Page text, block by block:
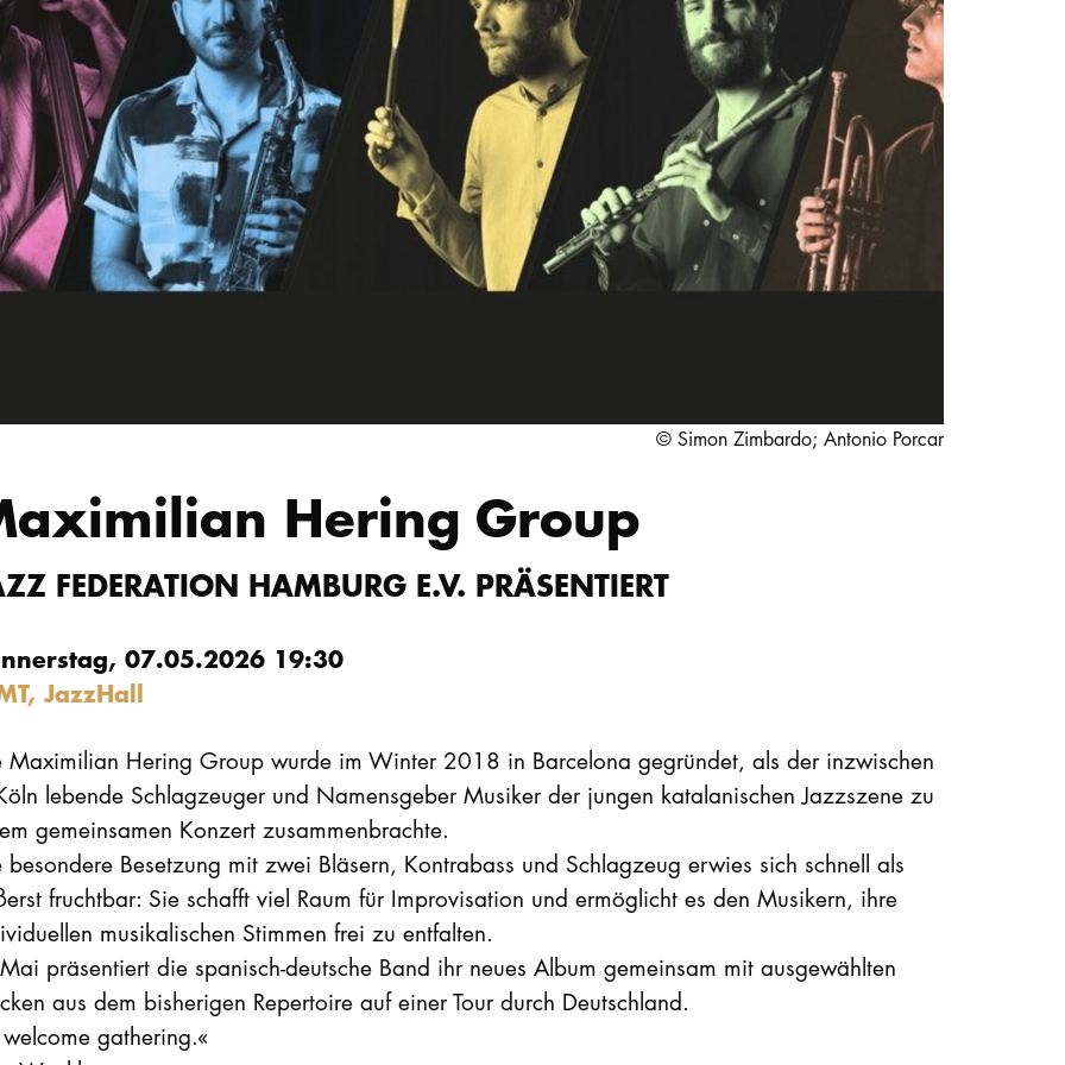
© Simon Zimbardo; Antonio Porcar
Hering Group
FEDERATION HAMBURG E.V. PRÄSENTIERT
07.05.2026 19:30
JazzHall
Maximilian Hering Group wurde im Winter 2018 in Barcelona gegründet, als der inzwischen
lebende Schlagzeuger und Namensgeber Musiker der jungen katalanischen Jazzszene zu
gemeinsamen Konzert zusammenbrachte.
besondere Besetzung mit zwei Bläsern, Kontrabass und Schlagzeug erwies sich schnell als
fruchtbar: Sie schafft viel Raum für Improvisation und ermöglicht es den Musikern, ihre
musikalischen Stimmen frei zu entfalten.
präsentiert die spanisch-deutsche Band ihr neues Album gemeinsam mit ausgewählten
aus dem bisherigen Repertoire auf einer Tour durch Deutschland.
gathering.«
STUDIUM
PROMOTION, FORSCHUNG & TRANSFER
Intranet
myCampus